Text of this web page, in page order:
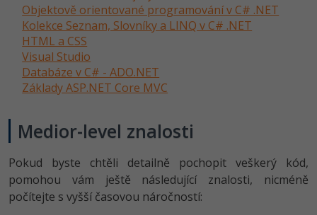
Objektově orientované programování v C# .NET
Kolekce Seznam, Slovníky a LINQ v C# .NET
HTML a CSS
Visual Studio
Databáze v C# - ADO.NET
Základy ASP.NET Core MVC
Medior-level znalosti
Pokud byste chtěli detailně pochopit veškerý kód,
pomohou vám ještě následující znalosti, nicméně
počítejte s vyšší časovou náročností: